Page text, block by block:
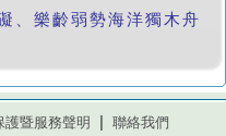
、樂齡弱勢海洋獨木舟
護暨服務聲明 聯絡我們